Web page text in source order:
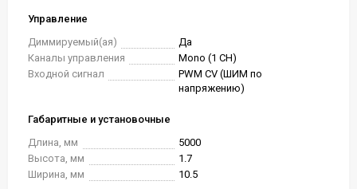
Управление
Диммируемый(ая)
Да
Каналы управления
Mono (1 CH)
Входной сигнал
PWM СV (ШИМ по
напряжению)
Габаритные и установочные
Длина, мм
5000
Высота, мм
1.7
Ширина, мм
10.5